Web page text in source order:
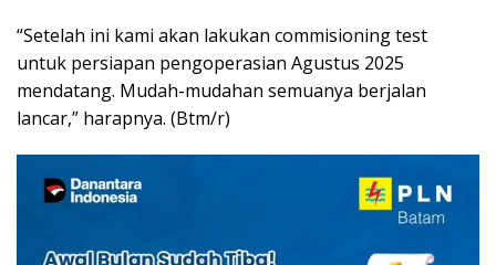
“Setelah ini kami akan lakukan commisioning test
untuk persiapan pengoperasian Agustus 2025
mendatang. Mudah-mudahan semuanya berjalan
lancar,” harapnya. (Btm/r)